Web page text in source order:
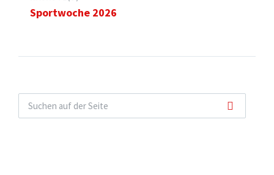
Sportwoche 2026